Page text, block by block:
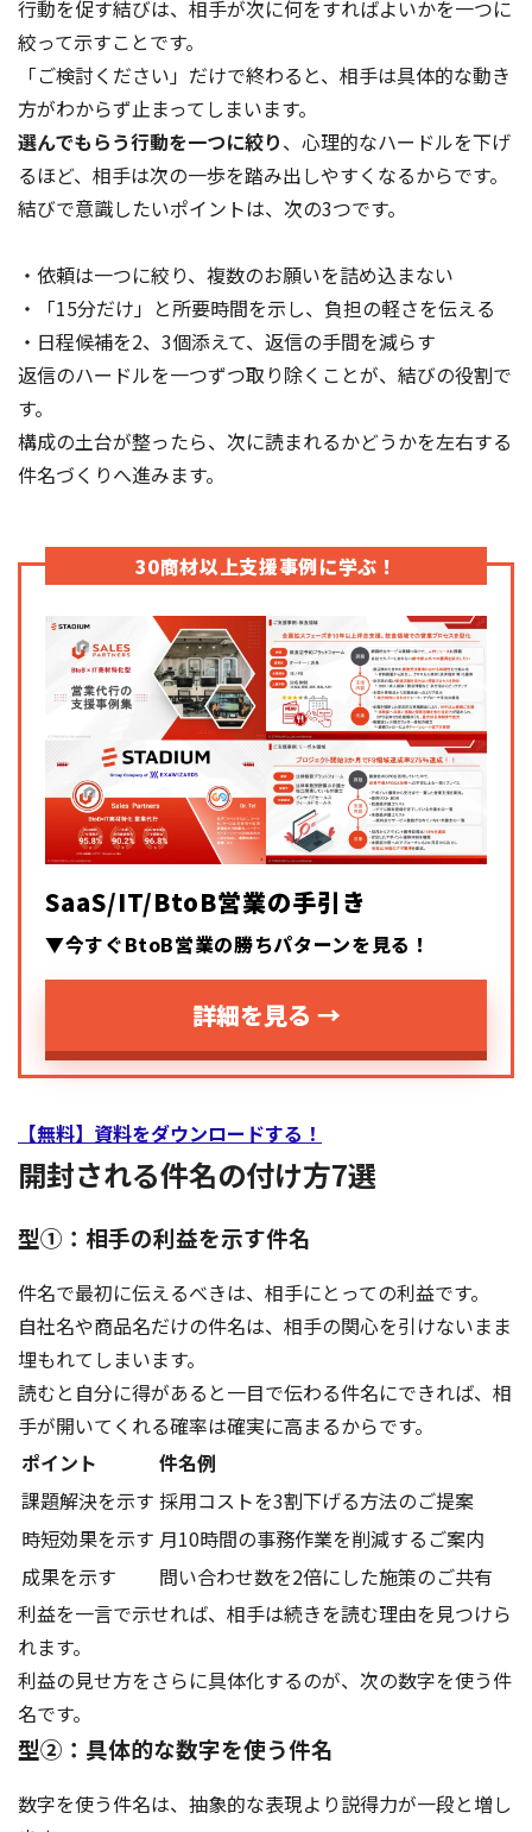
行動を促す結びは、相手が次に何をすればよいかを一つに
絞って示すことです。
「ご検討ください」だけで終わると、相手は具体的な動き
方がわからず止まってしまいます。
選んでもらう行動を一つに絞り、心理的なハードルを下げ
るほど、相手は次の一歩を踏み出しやすくなるからです。
結びで意識したいポイントは、次の3つです。
・依頼は一つに絞り、複数のお願いを詰め込まない
・「15分だけ」と所要時間を示し、負担の軽さを伝える
・日程候補を2、3個添えて、返信の手間を減らす
返信のハードルを一つずつ取り除くことが、結びの役割で
す。
構成の土台が整ったら、次に読まれるかどうかを左右する
件名づくりへ進みます。
30商材以上支援事例に学ぶ！
SaaS/IT/BtoB営業の手引き
▼今すぐBtoB営業の勝ちパターンを見る！
詳細を見る →
【無料】資料をダウンロードする！
開封される件名の付け方7選
型①：相手の利益を示す件名
件名で最初に伝えるべきは、相手にとっての利益です。
自社名や商品名だけの件名は、相手の関心を引けないまま
埋もれてしまいます。
読むと自分に得があると一目で伝わる件名にできれば、相
手が開いてくれる確率は確実に高まるからです。
ポイント
件名例
課題解決を示す 採用コストを3割下げる方法のご提案
時短効果を示す 月10時間の事務作業を削減するご案内
成果を示す
問い合わせ数を2倍にした施策のご共有
利益を一言で示せれば、相手は続きを読む理由を見つけら
れます。
利益の見せ方をさらに具体化するのが、次の数字を使う件
名です。
型②：具体的な数字を使う件名
数字を使う件名は、抽象的な表現より説得力が一段と増し